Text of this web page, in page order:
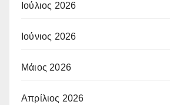
Ιούλιος 2026
Ιούνιος 2026
Μάιος 2026
Απρίλιος 2026